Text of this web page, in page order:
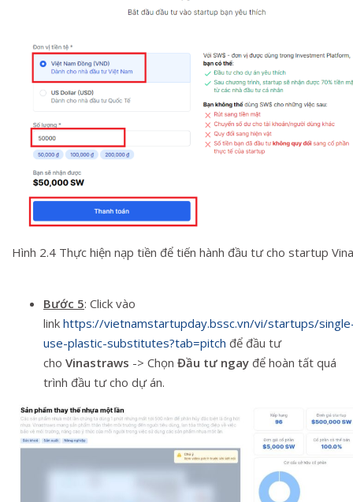
Hình 2.4 Thực hiện nạp tiền để tiến hành đầu tư cho startup
Bước 5: Click vào
link https://vietnamstartupday.bssc.vn/vi/startups/
use-plastic-substitutes?tab=pitch để đầu tư
cho Vinastraws -> Chọn Đầu tư ngay để hoàn tất quá
trình đầu tư cho dự án.